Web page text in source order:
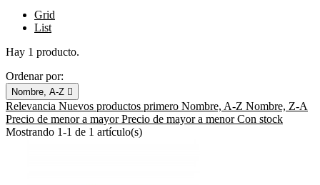
Grid
List
Hay 1 producto.
Ordenar por:
Nombre, A-Z 
Relevancia Nuevos productos primero Nombre, A-Z Nombre, Z-A
Precio de menor a mayorPrecio de mayor a menorCon stock
Mostrando 1-1 de 1 artículo(s)